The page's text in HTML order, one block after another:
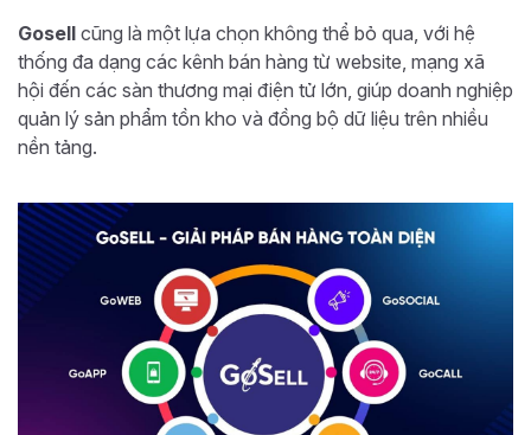
Gosell cũng là một lựa chọn không thể bỏ qua, với hệ
thống đa dạng các kênh bán hàng từ website, mạng xã
hội đến các sàn thương mại điện tử lớn, giúp doanh nghiệp
quản lý sản phẩm tồn kho và đồng bộ dữ liệu trên nhiều
nền tảng.